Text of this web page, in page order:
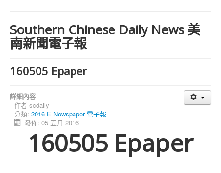
Southern Chinese Daily News 美
南新聞電子報
160505 Epaper
詳細內容
作者 scdaily
分類: 2016 E-Newspaper 電子報
發佈: 05 五月 2016
160505 Epaper